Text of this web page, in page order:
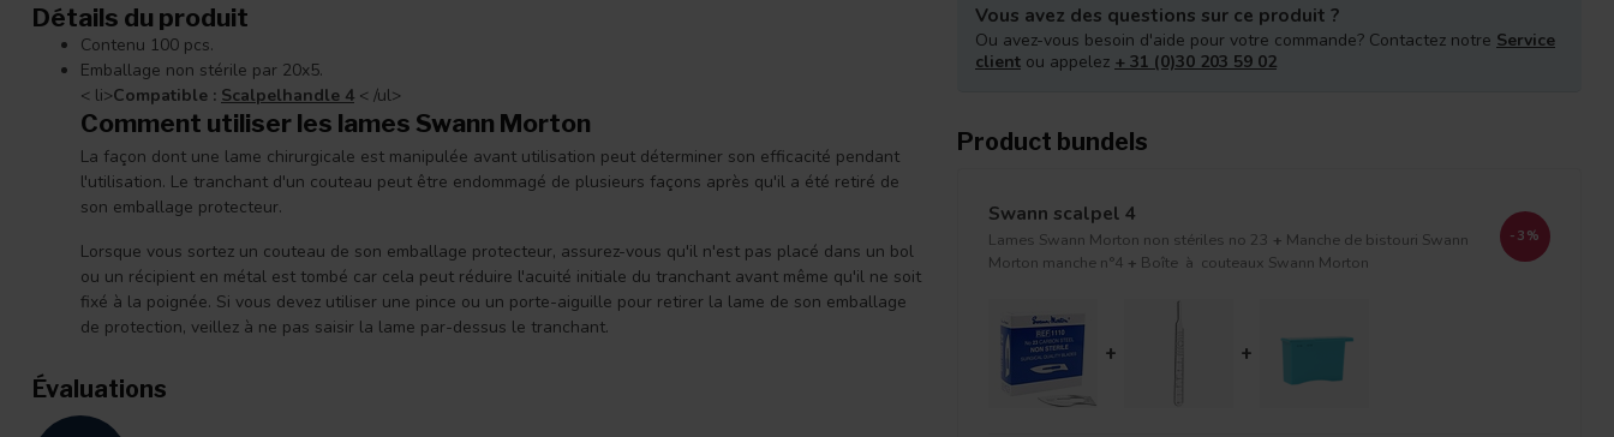
Détails du produit
Contenu 100 pcs.
Emballage non stérile par 20x5.
< li>Compatible : Scalpelhandle 4 < /ul>
Comment utiliser les lames Swann Morton
La façon dont une lame chirurgicale est manipulée avant utilisation peut déterminer son efficacité pendant
l'utilisation. Le tranchant d'un couteau peut être endommagé de plusieurs façons après qu'il a été retiré de
son emballage protecteur.
Lorsque vous sortez un couteau de son emballage protecteur, assurez-vous qu'il n'est pas placé dans un bol
ou un récipient en métal est tombé car cela peut réduire l'acuité initiale du tranchant avant même qu'il ne soit
fixé à la poignée. Si vous devez utiliser une pince ou un porte-aiguille pour retirer la lame de son emballage
de protection, veillez à ne pas saisir la lame par-dessus le tranchant.
Évaluations
Vous avez des questions sur ce produit ?
Ou avez-vous besoin d'aide pour votre commande? Contactez notre Service
client ou appelez + 31 (0)30 203 59 02
Product bundels
Swann scalpel 4
Lames Swann Morton non stériles no 23 + Manche de bistouri Swann
Morton manche n°4 + Boîte à couteaux Swann Morton
-3%
+ +